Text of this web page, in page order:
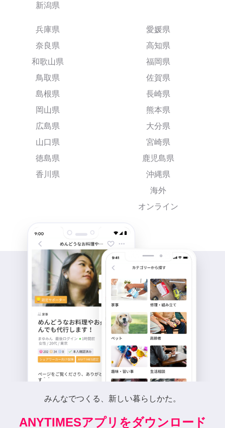
新潟県
兵庫県
奈良県
和歌山県
鳥取県
島根県
岡山県
広島県
山口県
徳島県
香川県
愛媛県
高知県
福岡県
佐賀県
長崎県
熊本県
大分県
宮崎県
鹿児島県
沖縄県
海外
オンライン
みんなでつくる、新しい暮らしかた。
ANYTIMESアプリをダウンロード